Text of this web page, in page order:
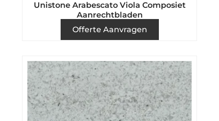
Unistone Arabescato Viola Composiet
Aanrechtbladen
Offerte Aanvragen